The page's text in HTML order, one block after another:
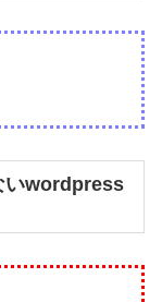
いwordpress